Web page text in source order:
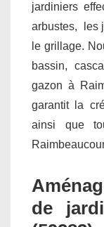
jardiniers
arbustes, les
le grillage.
bassin,
gazon à
garantit la
ainsi que
de